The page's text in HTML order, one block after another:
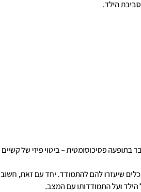
הילד.
בתופעה פסיכוסומטית – ביטוי פיזי של קשיים
שיעזרו להם להתמודד. יחד עם זאת, חשוב
ועל התמודדותו עם המצב.